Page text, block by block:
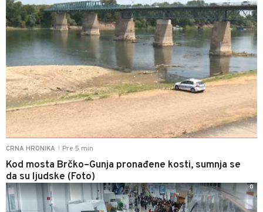
CRNA HRONIKA Pre 5 min
Kod mosta Brčko–Gunja pronađene kosti, sumnja se
da su ljudske (Foto)
0